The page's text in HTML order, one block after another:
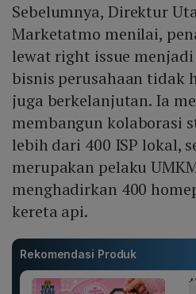
Sebelumnya, Direktur
Marketatmo menilai,
lewat right issue
bisnis perusahaan tidak
juga berkelanjutan. Ia
membangun kolaborasi
lebih dari 400 ISP lokal,
merupakan pelaku
menghadirkan 400
kereta api.
Rekomendasi Produk